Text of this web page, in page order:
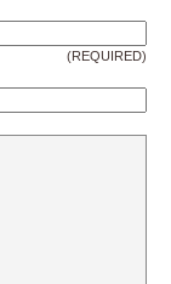
(REQUIRED)